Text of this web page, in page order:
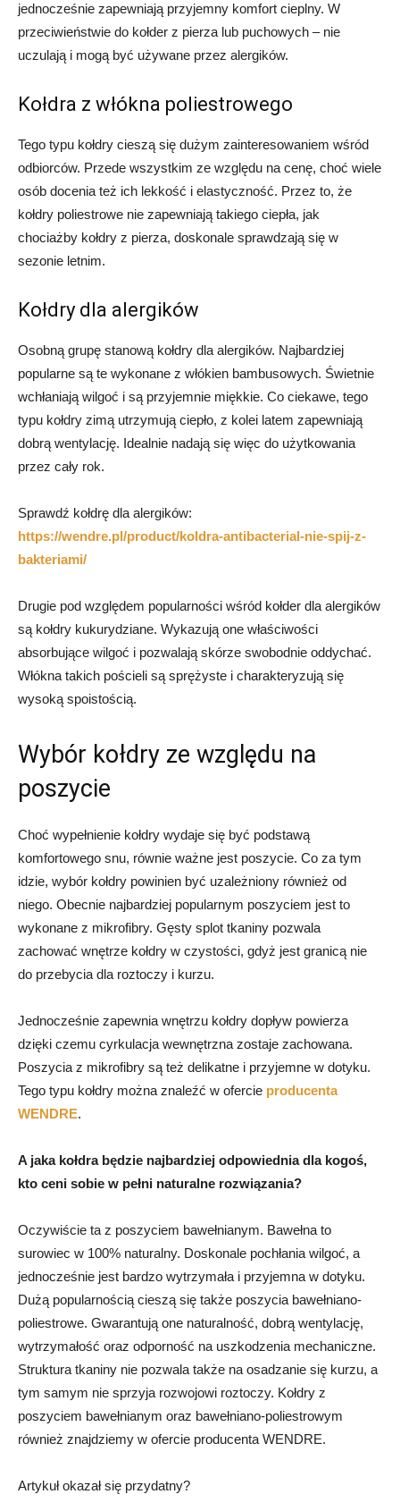
jednocześnie zapewniają przyjemny komfort cieplny. W
przeciwieństwie do kołder z pierza lub puchowych – nie
uczulają i mogą być używane przez alergików.
Kołdra z włókna poliestrowego
Tego typu kołdry cieszą się dużym zainteresowaniem wśród
odbiorców. Przede wszystkim ze względu na cenę, choć wiele
osób docenia też ich lekkość i elastyczność. Przez to, że
kołdry poliestrowe nie zapewniają takiego ciepła, jak
chociażby kołdry z pierza, doskonale sprawdzają się w
sezonie letnim.
Kołdry dla alergików
Osobną grupę stanową kołdry dla alergików. Najbardziej
popularne są te wykonane z włókien bambusowych. Świetnie
wchłaniają wilgoć i są przyjemnie miękkie. Co ciekawe, tego
typu kołdry zimą utrzymują ciepło, z kolei latem zapewniają
dobrą wentylację. Idealnie nadają się więc do użytkowania
przez cały rok.
Sprawdź kołdrę dla alergików:
https://wendre.pl/product/koldra-antibacterial-nie-spij-z-
bakteriami/
Drugie pod względem popularności wśród kołder dla alergików
są kołdry kukurydziane. Wykazują one właściwości
absorbujące wilgoć i pozwalają skórze swobodnie oddychać.
Włókna takich pościeli są sprężyste i charakteryzują się
wysoką spoistością.
Wybór kołdry ze względu na
poszycie
Choć wypełnienie kołdry wydaje się być podstawą
komfortowego snu, równie ważne jest poszycie. Co za tym
idzie, wybór kołdry powinien być uzależniony również od
niego. Obecnie najbardziej popularnym poszyciem jest to
wykonane z mikrofibry. Gęsty splot tkaniny pozwala
zachować wnętrze kołdry w czystości, gdyż jest granicą nie
do przebycia dla roztoczy i kurzu.
Jednocześnie zapewnia wnętrzu kołdry dopływ powierza
dzięki czemu cyrkulacja wewnętrzna zostaje zachowana.
Poszycia z mikrofibry są też delikatne i przyjemne w dotyku.
Tego typu kołdry można znaleźć w ofercie producenta
WENDRE.
A jaka kołdra będzie najbardziej odpowiednia dla kogoś,
kto ceni sobie w pełni naturalne rozwiązania?
Oczywiście ta z poszyciem bawełnianym. Bawełna to
surowiec w 100% naturalny. Doskonale pochłania wilgoć, a
jednocześnie jest bardzo wytrzymała i przyjemna w dotyku.
Dużą popularnością cieszą się także poszycia bawełniano-
poliestrowe. Gwarantują one naturalność, dobrą wentylację,
wytrzymałość oraz odporność na uszkodzenia mechaniczne.
Struktura tkaniny nie pozwala także na osadzanie się kurzu, a
tym samym nie sprzyja rozwojowi roztoczy. Kołdry z
poszyciem bawełnianym oraz bawełniano-poliestrowym
również znajdziemy w ofercie producenta WENDRE.
Artykuł okazał się przydatny?